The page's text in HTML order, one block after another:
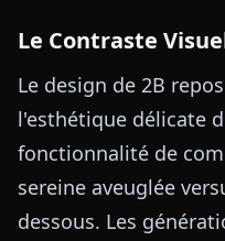
Le Contraste
Le design de 2B
l'esthétique délicate
fonctionnalité de
sereine aveuglée
dessous. Les